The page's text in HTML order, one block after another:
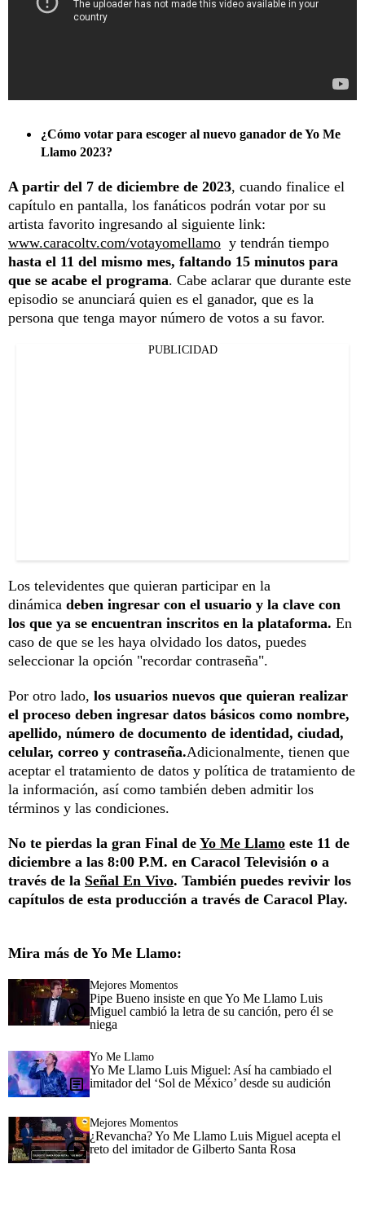
¿Cómo votar para escoger al nuevo ganador de Yo Me
Llamo 2023?
A partir del 7 de diciembre de 2023, cuando finalice el
capítulo en pantalla, los fanáticos podrán votar por su
artista favorito ingresando al siguiente link:
www.caracoltv.com/votayomellamo y tendrán tiempo
hasta el 11 del mismo mes, faltando 15 minutos para
que se acabe el programa. Cabe aclarar que durante este
episodio se anunciará quien es el ganador, que es la
persona que tenga mayor número de votos a su favor.
PUBLICIDAD
Los televidentes que quieran participar en la
dinámica deben ingresar con el usuario y la clave con
los que ya se encuentran inscritos en la plataforma. En
caso de que se les haya olvidado los datos, puedes
seleccionar la opción "recordar contraseña".
Por otro lado, los usuarios nuevos que quieran realizar
el proceso deben ingresar datos básicos como nombre,
apellido, número de documento de identidad, ciudad,
celular, correo y contraseña.Adicionalmente, tienen que
aceptar el tratamiento de datos y política de tratamiento de
la información, así como también deben admitir los
términos y las condiciones.
No te pierdas la gran Final de Yo Me Llamo este 11 de
diciembre a las 8:00 P.M. en Caracol Televisión o a
través de la Señal En Vivo. También puedes revivir los
capítulos de esta producción a través de Caracol Play.
Mira más de Yo Me Llamo:
Mejores Momentos
Pipe Bueno insiste en que Yo Me Llamo Luis
Miguel cambió la letra de su canción, pero él se
niega
Yo Me Llamo
Yo Me Llamo Luis Miguel: Así ha cambiado el
imitador del ‘Sol de México’ desde su audición
Mejores Momentos
¿Revancha? Yo Me Llamo Luis Miguel acepta el
reto del imitador de Gilberto Santa Rosa